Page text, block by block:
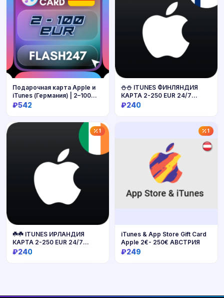
Подарочная карта Apple и
iTunes (Германия) | 2–100
евро
₽542
⛄⛄ ITUNES ФИНЛЯНДИЯ
КАРТА 2-250 EUR 24/7
БЫСТРО
₽240
1
☘️☘️ ITUNES ИРЛАНДИЯ
КАРТА 2-250 EUR 24/7
БЫСТРО
₽240
1
iTunes & App Store Gift Card
Apple 2€- 250€ АВСТРИЯ
₽249